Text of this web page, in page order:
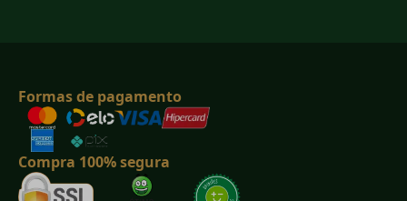
Formas de pagamento
Compra 100% segura